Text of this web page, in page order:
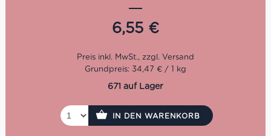
15 Jahren stellt I Dolci Sapori dell’Etna für Liebhaber der
sizilianischen Trockenfrüchte exzellente Produkte her. Die
Qualität und Auswahl der besten Pistazien steht an aller
unverkennbaren Geschmack wiedererkennen.
Ideal zum Frühstück, als Snack oder zum Verfeinern
6,55 €
Grundpreis: 34,47 € / 1 kg
671 auf Lager
IN DEN WARENKORB